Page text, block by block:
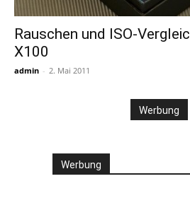
Rauschen und ISO-
X100
admin - 2. Mai 2011
Werbung
Werbung